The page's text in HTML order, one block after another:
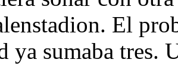
El
ya sumaba tres.